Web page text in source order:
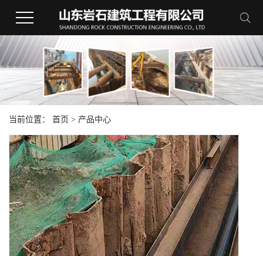
当前位置： 首页 > 产品中心